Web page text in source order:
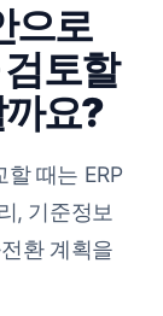
으로
토할
요?
할 때는 ERP
, 기준정보
환 계획을